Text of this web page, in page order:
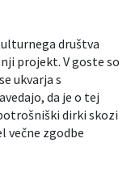
društva
projekt. V goste so
ukvarja s
da je o tej
dirki skozi
večne zgodbe